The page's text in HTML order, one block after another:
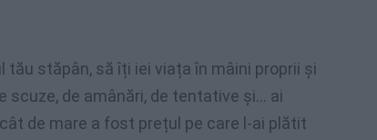
tău stăpân, să îți iei viața în mâini proprii și
de amânări, de tentative și… ai
de mare a fost prețul pe care l-ai plătit